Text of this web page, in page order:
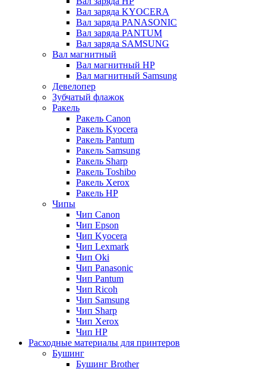
Вал заряда KYOCERA
Вал заряда PANASONIC
Вал заряда PANTUM
Вал заряда SAMSUNG
Вал магнитный
Вал магнитный HP
Вал магнитный Samsung
Девелопер
Зубчатый флажок
Ракель
Ракель Canon
Ракель Kyocera
Ракель Pantum
Ракель Samsung
Ракель Sharp
Ракель Toshibo
Ракель Xerox
Ракель НР
Чипы
Чип Canon
Чип Epson
Чип Kyocera
Чип Lexmark
Чип Oki
Чип Panasonic
Чип Pantum
Чип Ricoh
Чип Samsung
Чип Sharp
Чип Xerox
Чип НР
Расходные материалы для принтеров
Бушинг
Бушинг Brother